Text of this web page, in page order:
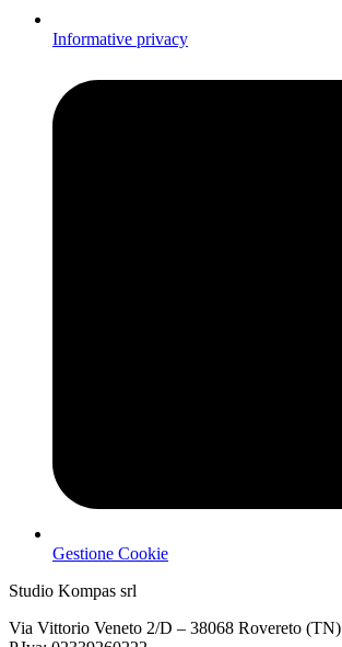
Informative privacy
Gestione Cookie
Studio Kompas srl
Via Vittorio Veneto 2/D – 38068 Rovereto (TN)